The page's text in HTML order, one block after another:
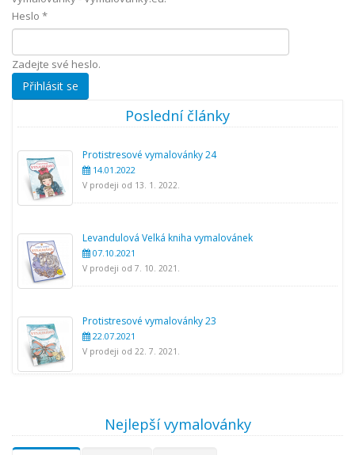
Poslední články
Protistresové vymalovánky 24
14.01.2022
V prodeji od 13. 1. 2022.
Levandulová Velká kniha vymalovánek
07.10.2021
V prodeji od 7. 10. 2021.
Protistresové vymalovánky 23
22.07.2021
V prodeji od 22. 7. 2021.
Nejlepší vymalovánky
Heslo *
Zadejte své heslo.